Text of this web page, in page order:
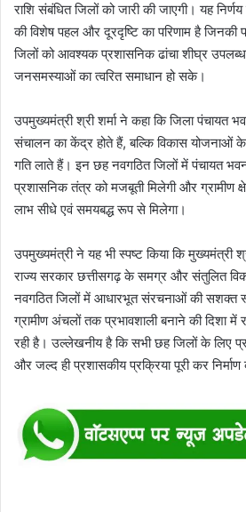
राशि संबंधित जिलों को जारी की जाएगी। यह
की विशेष पहल और दूरदृष्टि का परिणाम है जिनकी
जिलों को आवश्यक प्रशासनिक ढांचा शीघ्र
जनसमस्याओं का त्वरित समाधान हो सके।
उपमुख्यमंत्री श्री शर्मा ने कहा कि जिला पंचायत
संचालन का केंद्र होते हैं, बल्कि विकास योजनाओं के
गति लाते हैं। इन छह नवगठित जिलों में पंचायत
प्रशासनिक तंत्र को मजबूती मिलेगी और ग्रामीण
लाभ सीधे एवं समयबद्ध रूप से मिलेगा।
उपमुख्यमंत्री ने यह भी स्पष्ट किया कि मुख्यमंत्री
राज्य सरकार छत्तीसगढ़ के समग्र और संतुलित
नवगठित जिलों में आधारभूत संरचनाओं की सशक्त
ग्रामीण अंचलों तक प्रभावशाली बनाने की दिशा
रही है। उल्लेखनीय है कि सभी छह जिलों के लिए
और जल्द ही प्रशासकीय प्रक्रिया पूरी कर निर्माण